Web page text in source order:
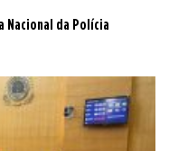
Nacional da Polícia